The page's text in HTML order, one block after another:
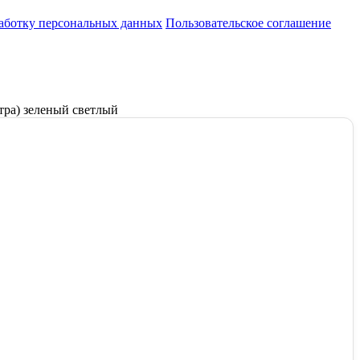
персональных данных Пользовательское соглашение
зеленый светлый